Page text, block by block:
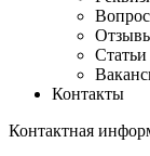
Контакты
Контактная